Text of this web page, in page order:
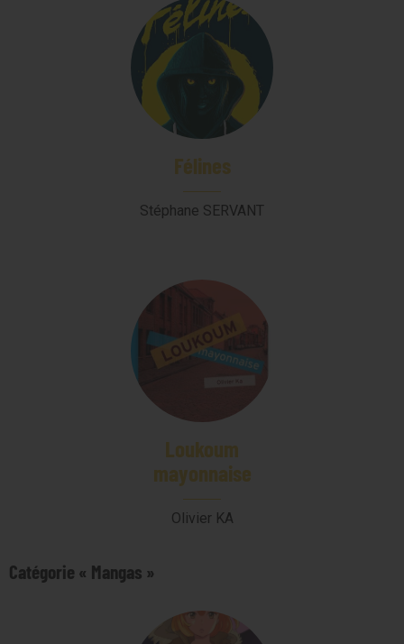
Félines
Stéphane SERVANT
Loukoum
mayonnaise
Olivier KA
Catégorie « Mangas »